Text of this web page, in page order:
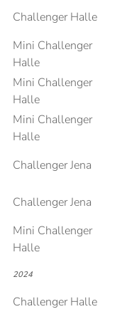
Challenger Halle
Mini Challenger
Halle
Mini Challenger
Halle
Mini Challenger
Halle
Challenger Jena
Challenger Jena
Mini Challenger
Halle
2024
Challenger Halle